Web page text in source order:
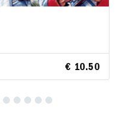
€ 10.50